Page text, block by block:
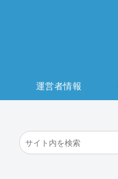
運営者情報